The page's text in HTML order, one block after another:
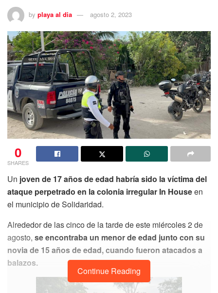
by playa al dia agosto 2, 2023
0
SHARES
Un joven de 17 años de edad habría sido la víctima del
ataque perpetrado en la colonia irregular In Houseen
el municipio de Solidaridad.
Alrededor de las cinco de la tarde de este miércoles 2 de
agosto, se encontraba un menor de edad junto con su
novia de 15 años de edad, cuando fueron atacados a
balazos.
Continue Reading